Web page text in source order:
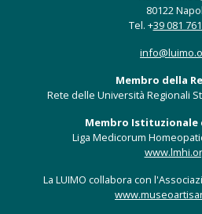
80122
Tel. +39 081
Membro della
Rete delle Università Regionali
Membro Istituzionale
Liga Medicorum
La LUIMO collabora con